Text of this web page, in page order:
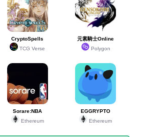
CryptoSpells
TCG Verse
元素騎士Online
Polygon
Sorare:NBA
Ethereum
EGGRYPTO
Ethereum